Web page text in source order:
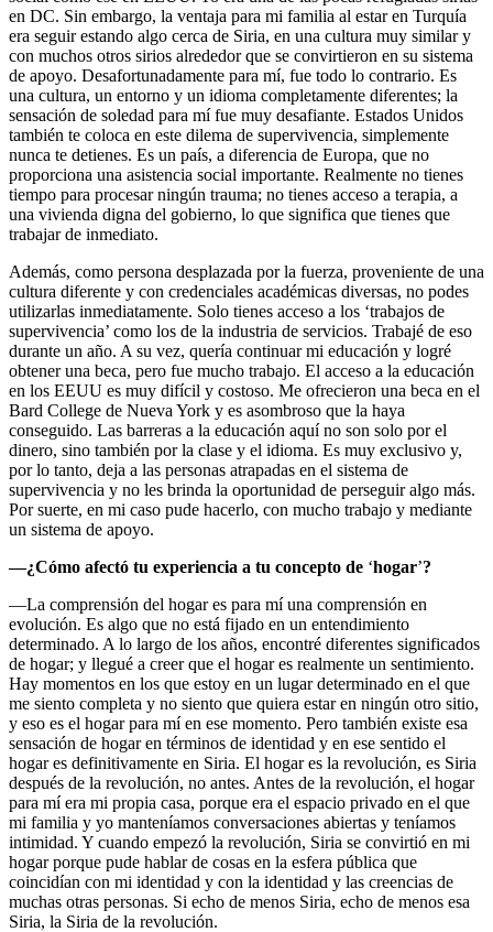
en DC. Sin embargo, la ventaja para mi familia al estar en Turquía
era seguir estando algo cerca de Siria, en una cultura muy similar y
con muchos otros sirios alrededor que se convirtieron en su sistema
de apoyo. Desafortunadamente para mí, fue todo lo contrario. Es
una cultura, un entorno y un idioma completamente diferentes; la
sensación de soledad para mí fue muy desafiante. Estados Unidos
también te coloca en este dilema de supervivencia, simplemente
nunca te detienes. Es un país, a diferencia de Europa, que no
proporciona una asistencia social importante. Realmente no tienes
tiempo para procesar ningún trauma; no tienes acceso a terapia, a
una vivienda digna del gobierno, lo que significa que tienes que
trabajar de inmediato.
Además, como persona desplazada por la fuerza, proveniente de una
cultura diferente y con credenciales académicas diversas, no podes
utilizarlas inmediatamente. Solo tienes acceso a los ‘trabajos de
supervivencia’ como los de la industria de servicios. Trabajé de eso
durante un año. A su vez, quería continuar mi educación y logré
obtener una beca, pero fue mucho trabajo. El acceso a la educación
en los EEUU es muy difícil y costoso. Me ofrecieron una beca en el
Bard College de Nueva York y es asombroso que la haya
conseguido. Las barreras a la educación aquí no son solo por el
dinero, sino también por la clase y el idioma. Es muy exclusivo y,
por lo tanto, deja a las personas atrapadas en el sistema de
supervivencia y no les brinda la oportunidad de perseguir algo más.
Por suerte, en mi caso pude hacerlo, con mucho trabajo y mediante
un sistema de apoyo.
—¿Cómo afectó tu experiencia a tu concepto de ‘hogar’?
—La comprensión del hogar es para mí una comprensión en
evolución. Es algo que no está fijado en un entendimiento
determinado. A lo largo de los años, encontré diferentes significados
de hogar; y llegué a creer que el hogar es realmente un sentimiento.
Hay momentos en los que estoy en un lugar determinado en el que
me siento completa y no siento que quiera estar en ningún otro sitio,
y eso es el hogar para mí en ese momento. Pero también existe esa
sensación de hogar en términos de identidad y en ese sentido el
hogar es definitivamente en Siria. El hogar es la revolución, es Siria
después de la revolución, no antes. Antes de la revolución, el hogar
para mí era mi propia casa, porque era el espacio privado en el que
mi familia y yo manteníamos conversaciones abiertas y teníamos
intimidad. Y cuando empezó la revolución, Siria se convirtió en mi
hogar porque pude hablar de cosas en la esfera pública que
coincidían con mi identidad y con la identidad y las creencias de
muchas otras personas. Si echo de menos Siria, echo de menos esa
Siria, la Siria de la revolución.